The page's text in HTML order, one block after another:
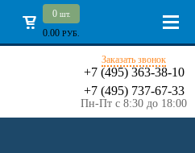
0 шт.
0.00 РУБ.
Заказать звонок
+7 (495) 363-38-10
+7 (495) 737-67-33
Пн-Пт с 8:30 до 18:00